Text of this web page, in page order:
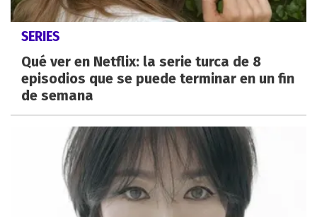
SERIES
Qué ver en Netflix: la serie turca de 8
episodios que se puede terminar en un fin
de semana